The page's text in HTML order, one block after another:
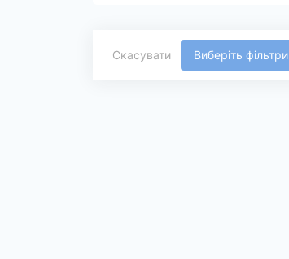
Скасувати Виберіть фільтри